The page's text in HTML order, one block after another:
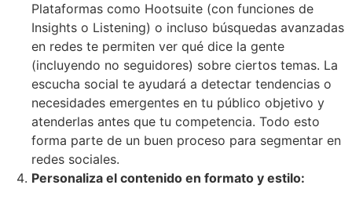
Plataformas como Hootsuite (con funciones de
Insights o Listening) o incluso búsquedas avanzadas
en redes te permiten ver qué dice la gente
(incluyendo no seguidores) sobre ciertos temas. La
escucha social te ayudará a detectar tendencias o
necesidades emergentes en tu público objetivo y
atenderlas antes que tu competencia. Todo esto
forma parte de un buen proceso para segmentar en
redes sociales.
Personaliza el contenido en formato y estilo: